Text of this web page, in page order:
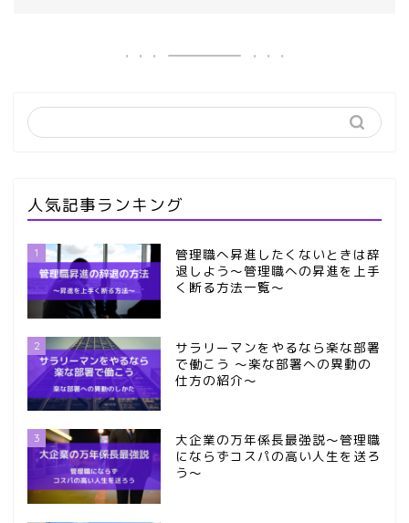
人気記事ランキング
1
管理職へ昇進したくないときは辞
退しよう～管理職への昇進を上手
く断る方法一覧～
2
サラリーマンをやるなら楽な部署
で働こう ～楽な部署への異動の
仕方の紹介～
3
大企業の万年係長最強説～管理職
にならずコスパの高い人生を送ろ
う～